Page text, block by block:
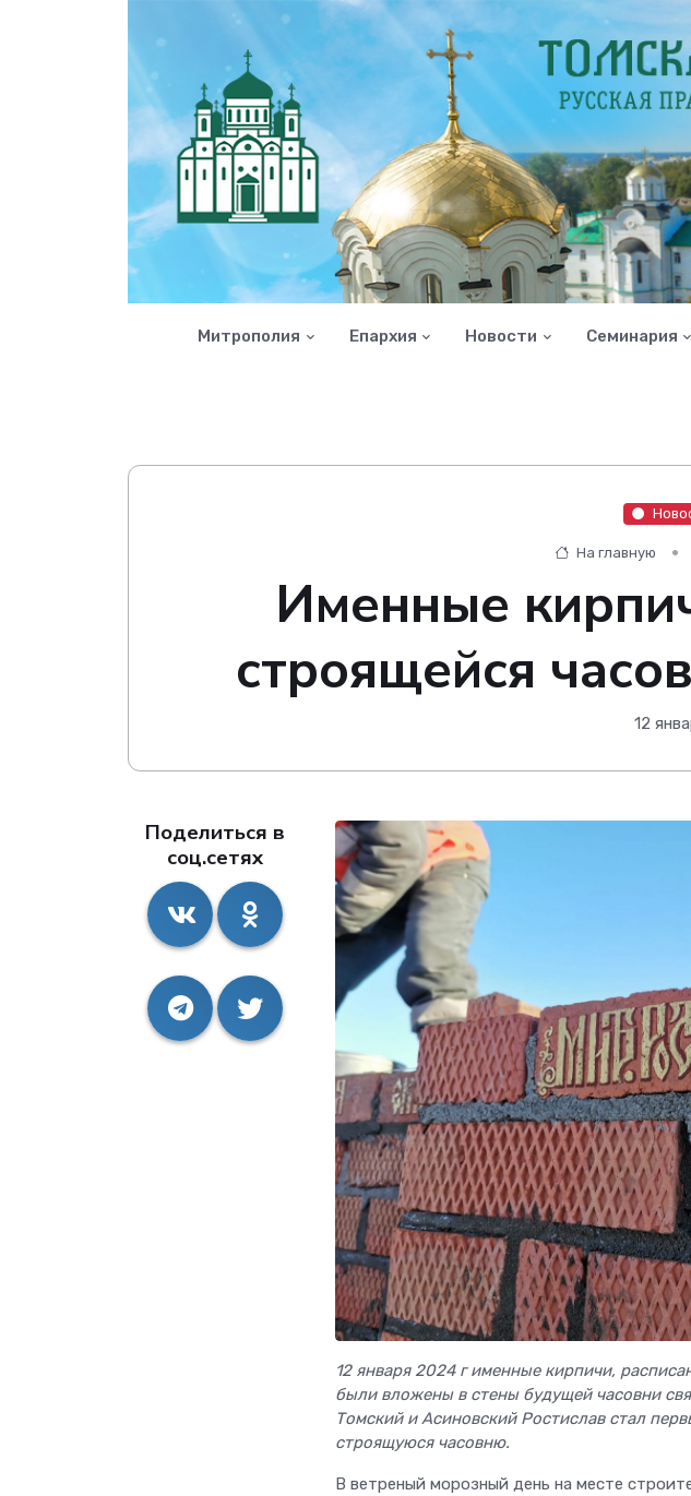
Митрополия Епархия Новости Семинария
На главную
Именные
строящейся
12
Поделиться в
соц.сетях
12 января 2024 г именные кирпичи,
были вложены в стены будущей часовни
Томский и Асиновский Ростислав стал
строящуюся часовню.
В ветреный морозный день на месте